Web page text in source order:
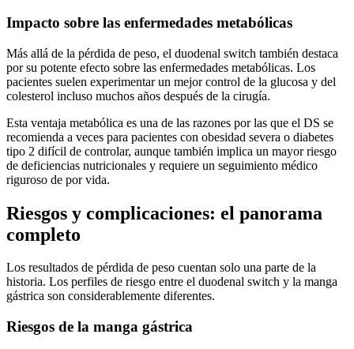
Impacto sobre las enfermedades metabólicas
Más allá de la pérdida de peso, el duodenal switch también destaca
por su potente efecto sobre las enfermedades metabólicas. Los
pacientes suelen experimentar un mejor control de la glucosa y del
colesterol incluso muchos años después de la cirugía.
Esta ventaja metabólica es una de las razones por las que el DS se
recomienda a veces para pacientes con obesidad severa o diabetes
tipo 2 difícil de controlar, aunque también implica un mayor riesgo
de deficiencias nutricionales y requiere un seguimiento médico
riguroso de por vida.
Riesgos y complicaciones: el panorama
completo
Los resultados de pérdida de peso cuentan solo una parte de la
historia. Los perfiles de riesgo entre el duodenal switch y la manga
gástrica son considerablemente diferentes.
Riesgos de la manga gástrica